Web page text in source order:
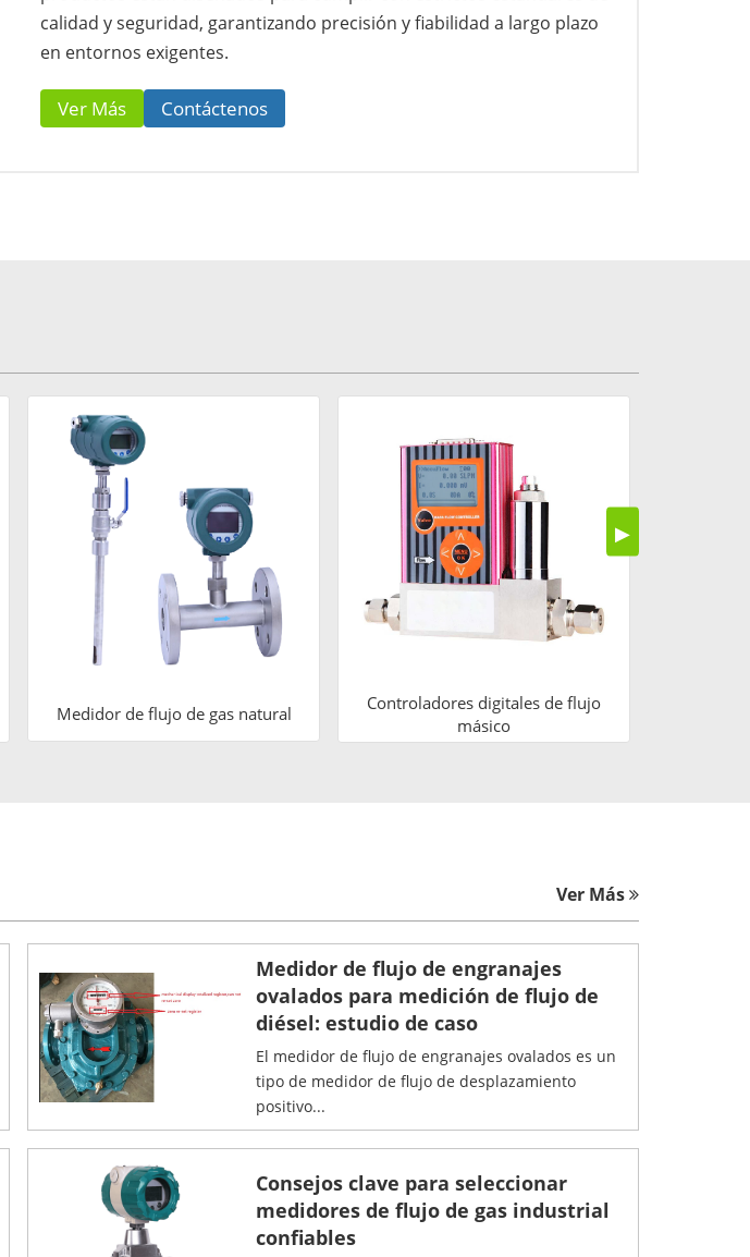
calidad y seguridad, garantizando precisión y fiabilidad a largo plazo
en entornos exigentes.
Ver Más Contáctenos
Medidor de flujo de gas natural
Controladores digitales de flujo
másico
▶
Ver Más
Medidor de flujo de engranajes
ovalados para medición de flujo de
diésel: estudio de caso
El medidor de flujo de engranajes ovalados es un
tipo de medidor de flujo de desplazamiento
positivo...
Consejos clave para seleccionar
medidores de flujo de gas industrial
confiables